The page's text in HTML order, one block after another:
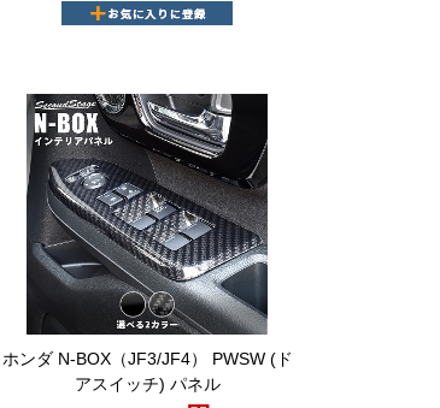
ホンダ N-BOX（JF3/JF4） PWSW (ド
アスイッチ) パネル